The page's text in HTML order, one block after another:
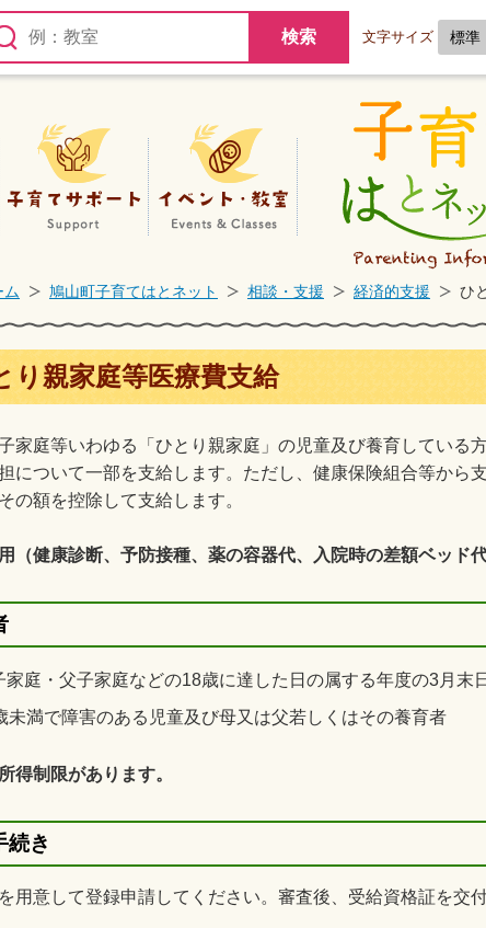
文字サイズ 標準
新着情報 子育てサポート イベント・教
ム 鳩山町子育てはとネット 相談・支援 経済的支援 ひ
り親家庭等医療費支給
家庭等いわゆる「ひとり親家庭」の児童及び養育してい
について一部を支給します。ただし、健康保険組合等から
の額を控除して支給します。
（健康診断、予防接種、薬の容器代、入院時の差額ベッド
家庭・父子家庭などの18歳に達した日の属する年度の3月末
未満で障害のある児童及び母又は父若しくはその養育者
得制限があります。
続き
用意して登録申請してください。審査後、受給資格証を交付